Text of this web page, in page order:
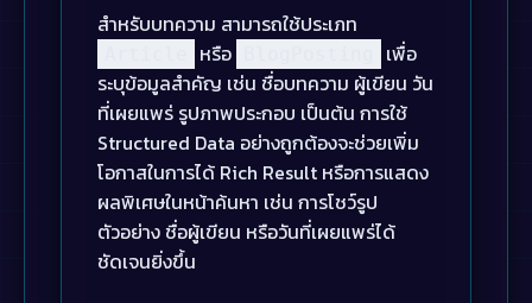
สำหรับบทความ สามารถใช้ประเภท
หรือ
เพื่อ
ระบุข้อมูลสำคัญ เช่น ชื่อบทความ ผู้เขียน วัน
ที่เผยแพร่ รูปภาพประกอบ เป็นต้น การใช้
Structured Data อย่างถูกต้องจะช่วยเพิ่ม
โอกาสในการได้ Rich Result หรือการแสดง
ผลพิเศษในหน้าค้นหา เช่น การโชว์รูป
ตัวอย่าง ชื่อผู้เขียน หรือวันที่เผยแพร่ได้
ชัดเจนยิ่งขึ้น